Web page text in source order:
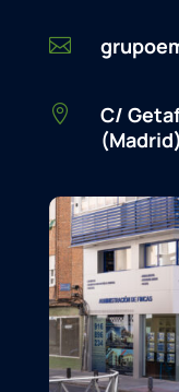


C/
(Madrid)